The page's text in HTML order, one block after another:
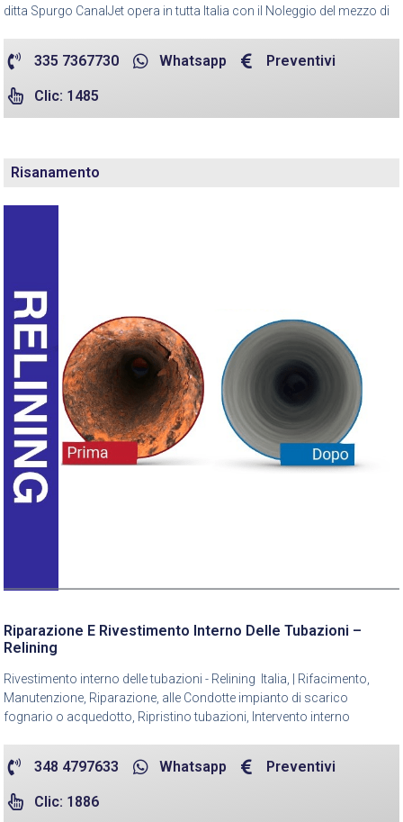
ditta Spurgo CanalJet opera in tutta Italia con il Noleggio del mezzo di
335 7367730 Whatsapp Preventivi
Clic: 1485
Risanamento
Riparazione E Rivestimento Interno Delle Tubazioni –
Relining
Rivestimento interno delle tubazioni - Relining Italia, | Rifacimento,
Manutenzione, Riparazione, alle Condotte impianto di scarico
fognario o acquedotto, Ripristino tubazioni, Intervento interno
348 4797633 Whatsapp Preventivi
Clic: 1886